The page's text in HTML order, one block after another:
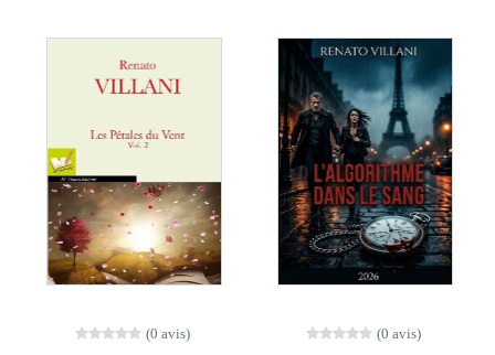
(0 avis) (0 avis)